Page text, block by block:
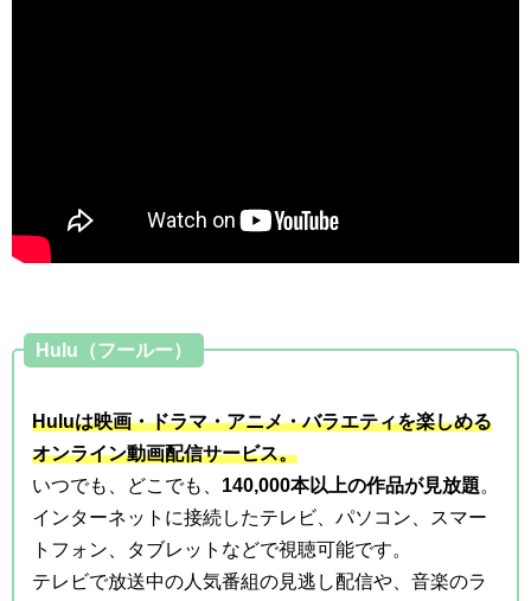
Hulu（フールー）
Huluは映画・ドラマ・アニメ・バラエティを楽しめる
オンライン動画配信サービス。
いつでも、どこでも、 140,000本以上の作品が見放題。
インターネットに接続したテレビ、パソコン、スマー
トフォン、タブレットなどで視聴可能です。
テレビで放送中の人気番組の見逃し配信や、音楽のラ